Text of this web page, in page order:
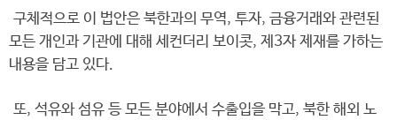
구체적으로 이 법안은 북한과의 무역, 투자, 금융거래와 관련된
모든 개인과 기관에 대해 세컨더리 보이콧, 제3자 제재를 가하는
내용을 담고 있다.
또, 석유와 섬유 등 모든 분야에서 수출입을 막고, 북한 해외 노